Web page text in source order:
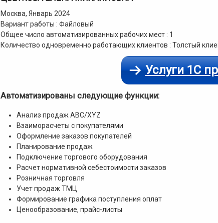
Москва, Январь 2024
Вариант работы : Файловый
Общее число автоматизированных рабочих мест : 1
Количество одновременно работающих клиентов : Толстый
Услуги 1С
Автоматизированы следующие функции:
Анализ продаж ABC/XYZ
Взаиморасчеты с покупателями
Оформление заказов покупателей
Планирование продаж
Подключение торгового оборудования
Расчет нормативной себестоимости заказов
Розничная торговля
Учет продаж ТМЦ
Формирование графика поступления оплат
Ценообразование, прайс-листы